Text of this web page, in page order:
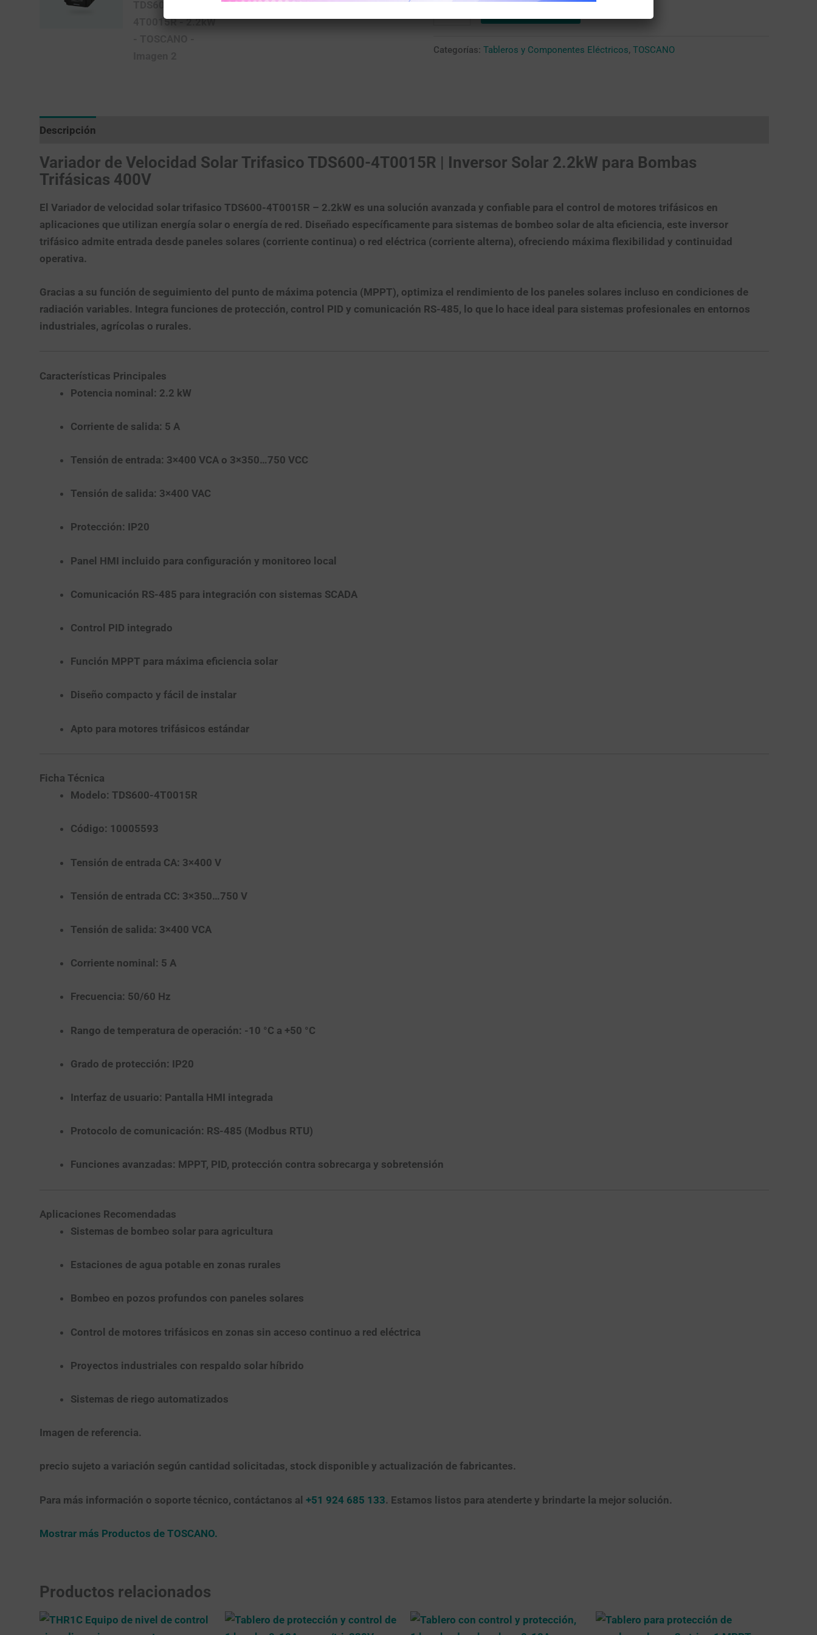
Categorías: Tableros y Componentes Eléctricos, TOSCANO
Descripción
Variador de Velocidad Solar Trifasico TDS600-4T0015R | Inversor Solar 2.2kW para Bombas
Trifásicas 400V
El Variador de velocidad solar trifasico TDS600-4T0015R – 2.2kW es una solución avanzada y confiable para el control de motores trifásicos en
aplicaciones que utilizan energía solar o energía de red. Diseñado específicamente para sistemas de bombeo solar de alta eficiencia, este inversor
trifásico admite entrada desde paneles solares (corriente continua) o red eléctrica (corriente alterna), ofreciendo máxima flexibilidad y continuidad
operativa.
Gracias a su función de seguimiento del punto de máxima potencia (MPPT), optimiza el rendimiento de los paneles solares incluso en condiciones de
radiación variables. Integra funciones de protección, control PID y comunicación RS-485, lo que lo hace ideal para sistemas profesionales en entornos
industriales, agrícolas o rurales.
Características Principales
Potencia nominal: 2.2 kW
Corriente de salida: 5 A
Tensión de entrada: 3×400 VCA o 3×350…750 VCC
Tensión de salida: 3×400 VAC
Protección: IP20
Panel HMI incluido para configuración y monitoreo local
Comunicación RS-485 para integración con sistemas SCADA
Control PID integrado
Función MPPT para máxima eficiencia solar
Diseño compacto y fácil de instalar
Apto para motores trifásicos estándar
Ficha Técnica
Modelo: TDS600-4T0015R
Código: 10005593
Tensión de entrada CA: 3×400 V
Tensión de entrada CC: 3×350…750 V
Tensión de salida: 3×400 VCA
Corriente nominal: 5 A
Frecuencia: 50/60 Hz
Rango de temperatura de operación: -10 °C a +50 °C
Grado de protección: IP20
Interfaz de usuario: Pantalla HMI integrada
Protocolo de comunicación: RS-485 (Modbus RTU)
Funciones avanzadas: MPPT, PID, protección contra sobrecarga y sobretensión
Aplicaciones Recomendadas
Sistemas de bombeo solar para agricultura
Estaciones de agua potable en zonas rurales
Bombeo en pozos profundos con paneles solares
Control de motores trifásicos en zonas sin acceso continuo a red eléctrica
Proyectos industriales con respaldo solar híbrido
Sistemas de riego automatizados
Imagen de referencia.
precio sujeto a variación según cantidad solicitadas, stock disponible y actualización de fabricantes.
Para más información o soporte técnico, contáctanos al +51 924 685 133. Estamos listos para atenderte y brindarte la mejor solución.
Mostrar más Productos de TOSCANO.
Productos relacionados